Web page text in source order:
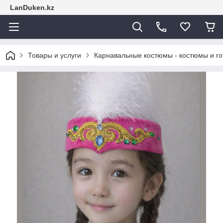
LanDuken.kz
Товары и услуги Карнавальные костюмы - костюмы и